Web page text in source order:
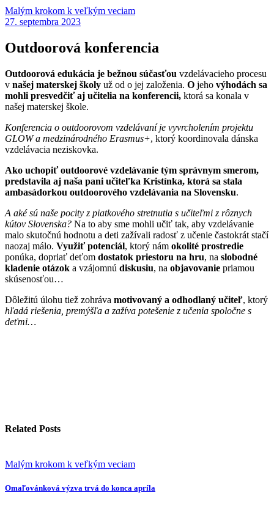
Malým krokom k veľkým veciam
27. septembra 2023
Outdoorová konferencia
Outdoorová edukácia je bežnou súčasťou vzdelávacieho procesu
v našej materskej školy už od o jej založenia. O jeho výhodách sa
mohli presvedčiť aj učitelia na konferencii, ktorá sa konala v
našej materskej škole.
Konferencia o outdoorovom vzdelávaní je vyvrcholením projektu
GLOW a medzinárodného Erasmus+, ktorý koordinovala dánska
vzdelávacia neziskovka.
Ako uchopiť outdoorové vzdelávanie tým správnym smerom,
predstavila aj naša pani učiteľka Kristínka, ktorá sa stala
ambasádorkou outdoorového vzdelávania na Slovensku.
A aké sú naše pocity z piatkového stretnutia s učiteľmi z rôznych
kútov Slovenska? Na to aby sme mohli učiť tak, aby vzdelávanie
malo skutočnú hodnotu a deti zažívali radosť z učenie častokrát stačí
naozaj málo. Využiť potenciál, ktorý nám okolité prostredie
ponúka, dopriať deťom dostatok priestoru na hru, na slobodné
kladenie otázok a vzájomnú diskusiu, na objavovanie priamou
skúsenosťou…
Dôležitú úlohu tiež zohráva motivovaný a odhodlaný učiteľ, ktorý
hľadá riešenia, premýšľa a zažíva potešenie z učenia spoločne s
deťmi…
Related Posts
Malým krokom k veľkým veciam
Omaľovánková výzva trvá do konca apríla